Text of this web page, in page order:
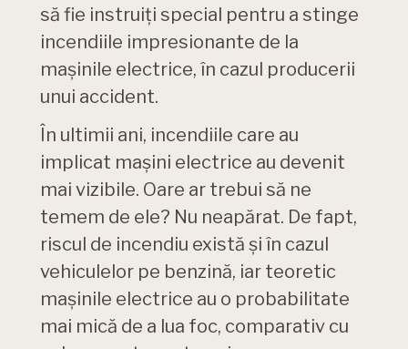
să fie instruiți special pentru a stinge
incendiile impresionante de la
mașinile electrice, în cazul producerii
unui accident.
În ultimii ani, incendiile care au
implicat mașini electrice au devenit
mai vizibile. Oare ar trebui să ne
temem de ele? Nu neapărat. De fapt,
riscul de incendiu există și în cazul
vehiculelor pe benzină, iar teoretic
mașinile electrice au o probabilitate
mai mică de a lua foc, comparativ cu